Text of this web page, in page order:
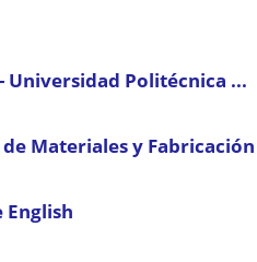
Universidad Politécnica ...
Materiales y Fabricación